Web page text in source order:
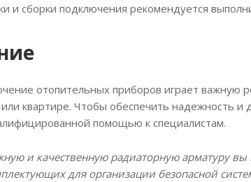
и сборки подключения рекомендуется
отопительных приборов играет важную
квартире. Чтобы обеспечить надежность
помощью к специалистам.
и качественную радиаторную арматуру
для организации безопасной